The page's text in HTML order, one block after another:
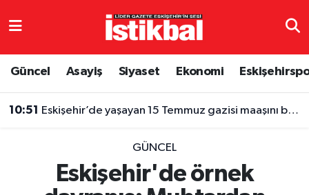
Güncel Asayiş Siyaset Ekonomi
10:51 Eskişehir’de yaşayan 15 Temmuz gazisi maaşını bağışladı
GÜNCEL
Eskişehir'de örnek
Eskişehirspor
Spor
Eskişehir Nöbetçi Eczaneler
TFF 3.Lig 4.Grup Puan Durumu ve Fikstür